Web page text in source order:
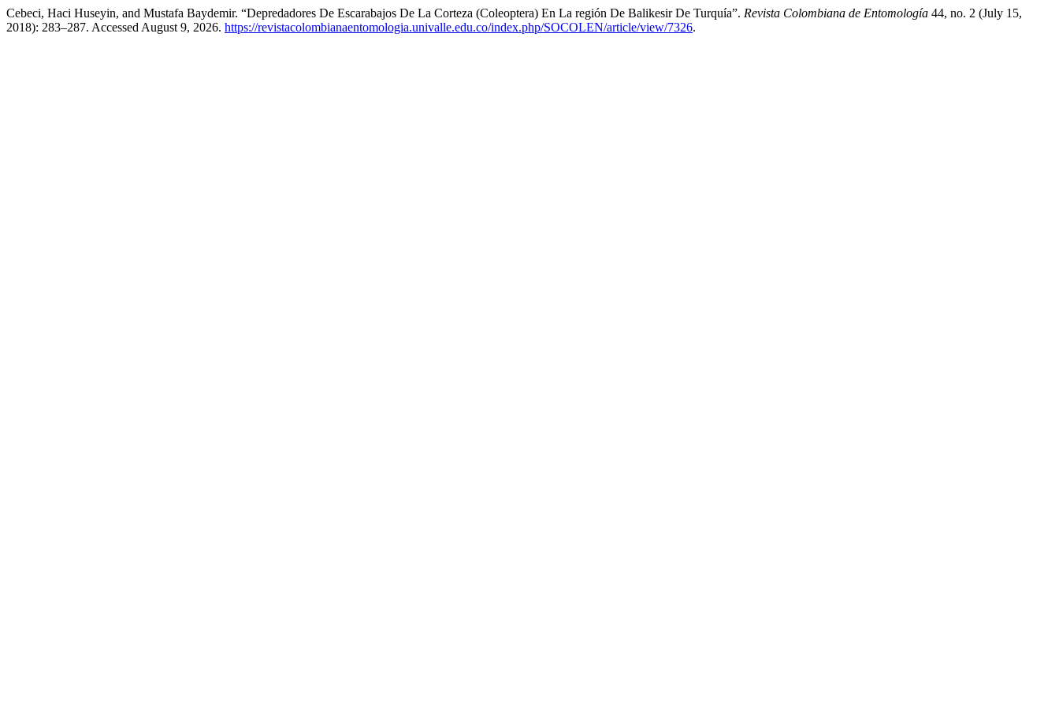
Cebeci, Haci Huseyin, and Mustafa Baydemir. “Depredadores De Escarabajos De La Corteza (Coleoptera) En La región De Balikesir De Turquía”. Revista Colombiana de Entomología 44, no. 2 (July 15,
2018): 283–287. Accessed August 9, 2026. https://revistacolombianaentomologia.univalle.edu.co/index.php/SOCOLEN/article/view/7326.